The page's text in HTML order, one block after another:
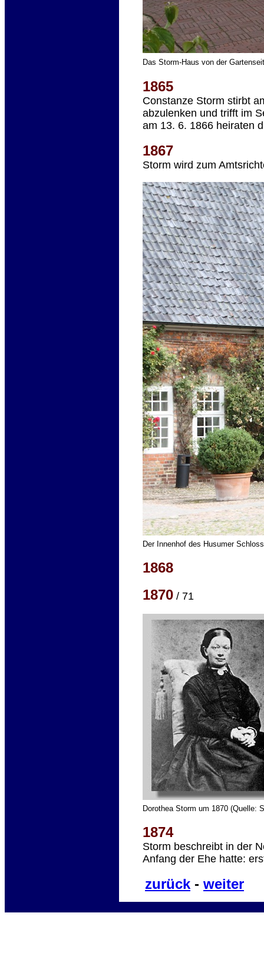
Das Storm-Haus von der
1865
Constanze Storm stirbt
abzulenken und trifft im
am 13. 6. 1866 heiraten
1867
Storm wird zum
Der Innenhof des Husumer
1868
1870 / 71
Dorothea Storm um 1870 (Quelle:
1874
Storm beschreibt in der
Anfang der Ehe hatte:
zurück - weiter